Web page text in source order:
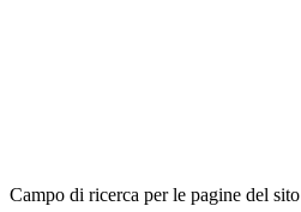
Campo di ricerca per le pagine del sito